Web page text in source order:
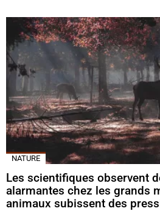
NATURE
Les scientifiques observent
alarmantes chez les grands
animaux subissent des